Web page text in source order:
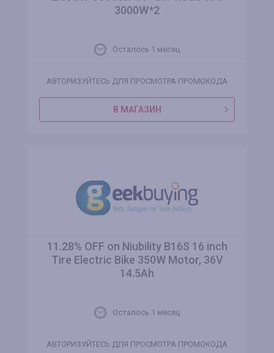
3000W*2
Осталось 1 месяц
АВТОРИЗУЙТЕСЬ ДЛЯ ПРОСМОТРА ПРОМОКОДА
В МАГАЗИН
11.28% OFF on Niubility B16S 16 inch
Tire Electric Bike 350W Motor, 36V
14.5Ah
Осталось 1 месяц
АВТОРИЗУЙТЕСЬ ДЛЯ ПРОСМОТРА ПРОМОКОДА